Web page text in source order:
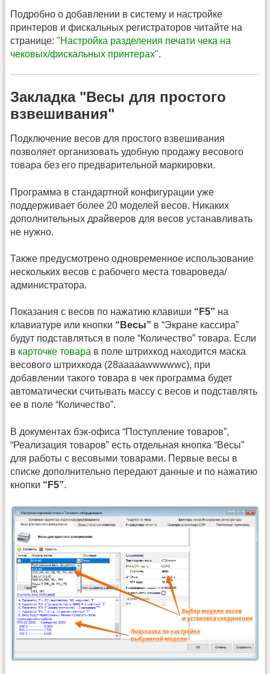
Подробно о добавлении в систему и настройке
принтеров и фискальных регистраторов читайте на
странице: "Настройка разделения печати чека на
чековых/фискальных принтерах".
Закладка "Весы для простого
взвешивания"
Подключение весов для простого взвешивания
позволяет организовать удобную продажу весового
товара без его предварительной маркировки.
Программа в стандартной конфигурации уже
поддерживает более 20 моделей весов. Никаких
дополнительных драйверов для весов устанавливать
не нужно.
Также предусмотрено одновременное использование
нескольких весов с рабочего места товароведа/
администратора.
Показания с весов по нажатию клавиши “F5” на
клавиатуре или кнопки “Весы” в “Экране кассира”
будут подставляться в поле “Количество” товара. Если
в карточке товара в поле штрихкод находится маска
весового штрихкода (28aaaaawwwwwc), при
добавлении такого товара в чек программа будет
автоматически считывать массу с весов и подставлять
ее в поле “Количество”.
В документах бэк-офиса “Поступление товаров”,
“Реализация товаров” есть отдельная кнопка “Весы”
для работы с весовыми товарами. Первые весы в
списке дополнительно передают данные и по нажатию
кнопки “F5”.